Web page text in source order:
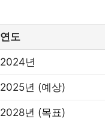
연도
2024년
2025년 (예상)
2028년 (목표)